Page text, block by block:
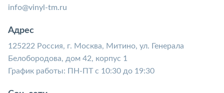
info@vinyl-tm.ru
Адрес
125222 Россия, г. Москва, Митино, ул. Генерала
Белобородова, дом 42, корпус 1
График работы: ПН-ПТ с 10:30 до 19:30